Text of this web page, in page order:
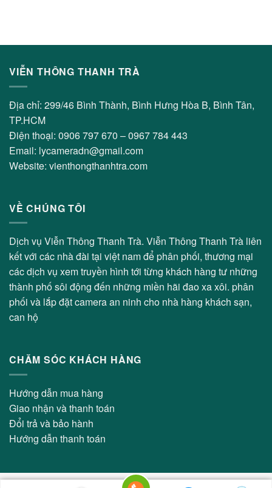
VIỄN THÔNG THANH TRÀ
Địa chỉ: 299/46 Bình Thành, Bình Hưng Hòa B, Bình Tân,
TP.HCM
Điện thoại: 0906 797 670 – 0967 784 443
Email: lycameradn@gmail.com
Website: vienthongthanhtra.com
VỀ CHÚNG TÔI
Dịch vụ Viễn Thông Thanh Trà. Viễn Thông Thanh Trà liên
kết với các nhà đài tại việt nam để phân phối, thương mại
các dịch vụ xem truyền hình tới từng khách hàng tư những
thành phố sôi động đến những miền hãi đao xa xôi. phân
phối và lắp đặt camera an ninh cho nhà hàng khách sạn,
can hộ
CHĂM SÓC KHÁCH HÀNG
Hướng dẫn mua hàng
Giao nhận và thanh toán
Đổi trả và bảo hành
Hướng dẫn thanh toán